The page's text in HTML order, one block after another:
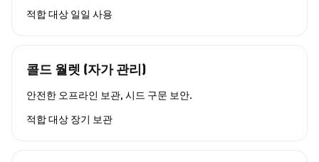
적합 대상 일일 사용
콜드 월렛 (자가 관리)
안전한 오프라인 보관, 시드 구문 보안.
적합 대상 장기 보관